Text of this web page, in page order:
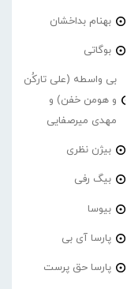
بهنام بداخشان
بوگاتی
بی واسطه (علی تارکُن
و هومن خفن) و
مهدی میرصفایی
بیژن نظری
بیگ رفی
بیوسا
پارسا آی بی
پارسا حق پرست